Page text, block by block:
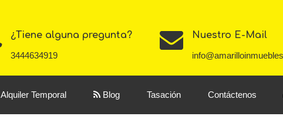
¿Tiene alguna pregunta?
3444634919
Nuestro E-Mail
Alquiler Temporal Blog Tasación Contáctenos